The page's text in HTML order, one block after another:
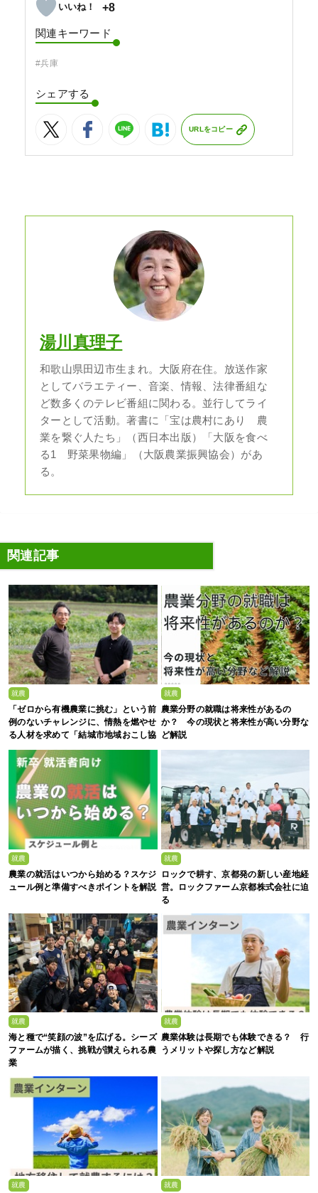
+8
関連キーワード
#兵庫
シェアする
URLをコピー
湯川真理子
和歌山県田辺市生まれ。大阪府在住。放送作家
としてバラエティー、音楽、情報、法律番組な
ど数多くのテレビ番組に関わる。並行してライ
ターとして活動。著書に「宝は農村にあり 農
業を繋ぐ人たち」（西日本出版）「大阪を食べ
る1 野菜果物編」（大阪農業振興協会）があ
る。
関連記事
就農
「ゼロから有機農業に挑む」という前
例のないチャレンジに、情熱を燃やせ
る人材を求めて「結城市地域おこし協
力隊募集」
就農
農業分野の就職は将来性があるの
か？ 今の現状と将来性が高い分野な
ど解説
就農
農業の就活はいつから始める？スケジ
ュール例と準備すべきポイントを解説
就農
ロックで耕す、京都発の新しい産地経
営。ロックファーム京都株式会社に迫
る
就農
海と種で“笑顔の波”を広げる。シーズ
ファームが描く、挑戦が讃えられる農
業
就農
農業体験は長期でも体験できる？ 行
うメリットや探し方など解説
就農 就農